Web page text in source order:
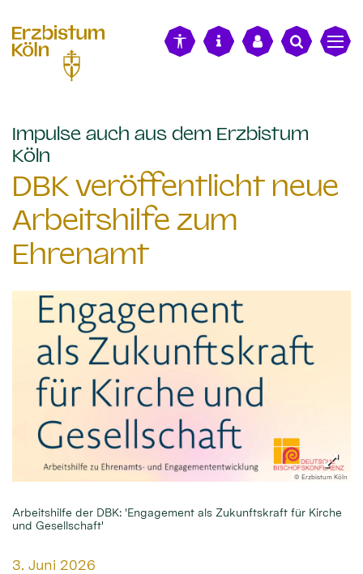
Impulse auch aus dem Erzbistum
Köln
DBK veröffentlicht neue
Arbeitshilfe zum
Ehrenamt
© Erzbistum Köln
Arbeitshilfe der DBK: 'Engagement als Zukunftskraft für Kirche
und Gesellschaft'
Datum:
3. Juni 2026